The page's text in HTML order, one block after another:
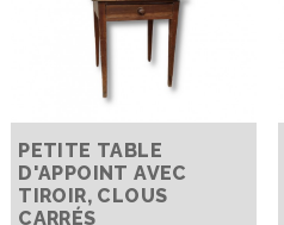
PETITE TABLE
D'APPOINT AVEC
TIROIR, CLOUS
CARRÉS